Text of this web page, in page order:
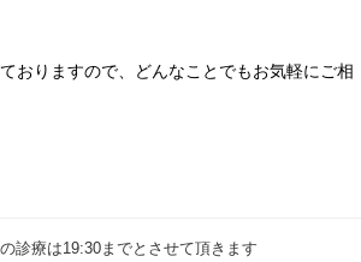
おりますので、どんなことでもお気軽にご相
診療は19:30までとさせて頂きます